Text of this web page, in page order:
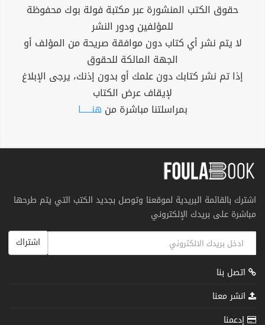
حقوق الكتب المنشورة عبر مكتبة فولة بوك محفوظة
للمؤلفين ودور النشر
لا يتم نشر أي كتاب دون موافقة صريحة من المؤلف أو
الجهة المالكة للحقوق
إذا تم نشر كتابك دون علمك أو بدون إذنك، يرجى الإبلاغ
لإيقاف عرض الكتاب
بمراسلتنا مباشرة من هنــــــا
اشترك بالقائمة البريدية لموقعنا وتوصل بجديد الكتب التي يتم طرحها
مباشرة على بريدك الإلكتروني
اشتراك
اتصل بنا
انشر معنا
إدعمنا